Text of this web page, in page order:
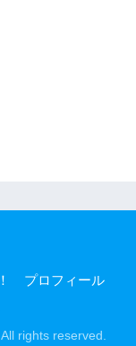
プロフィール
rights reserved.